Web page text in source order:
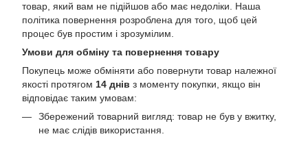
товар, який вам не підійшов або має недоліки. Наша
політика повернення розроблена для того, щоб цей
процес був простим і зрозумілим.
Умови для обміну та повернення товару
Покупець може обміняти або повернути товар належної
якості протягом 14 днів з моменту покупки, якщо він
відповідає таким умовам:
Збережений товарний вигляд: товар не був у вжитку,
не має слідів використання.